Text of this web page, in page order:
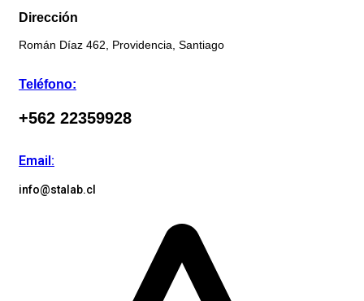
Dirección
Román Díaz 462, Providencia, Santiago
Teléfono:
+562 22359928
Email:
info@stalab.cl